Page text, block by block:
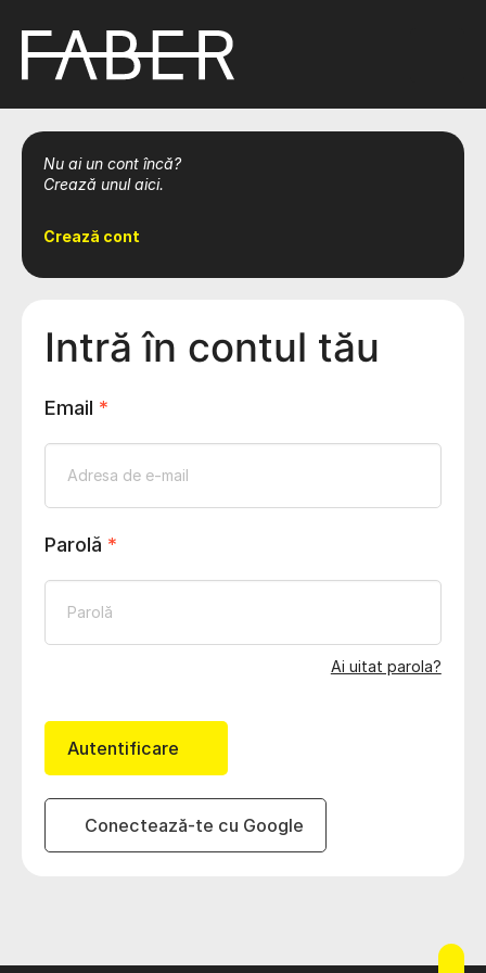
Nu ai un cont încă?
Crează unul aici.
Crează cont
Intră în contul tău
Email *
Parolă *
Ai uitat parola?
Autentificare
Conectează-te cu Google